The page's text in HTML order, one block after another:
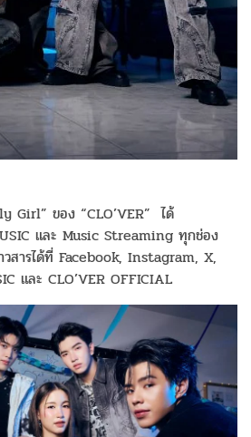
Girl” ของ “CLO’VER” ได้
และ Music Streaming ทุกช่อง
วสารได้ที่ Facebook, Instagram, X,
และ CLO’VER OFFICIAL